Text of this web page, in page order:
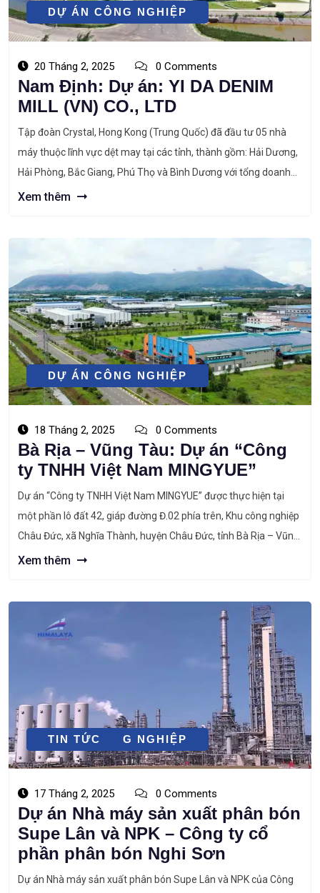
DỰ ÁN CÔNG NGHIỆP
20 Tháng 2, 2025 0 Comments
Nam Định: Dự án: YI DA DENIM
MILL (VN) CO., LTD
Tập đoàn Crystal, Hong Kong (Trung Quốc) đã đầu tư 05 nhà
máy thuộc lĩnh vực dệt may tại các tỉnh, thành gồm: Hải Dương,
Hải Phòng, Bắc Giang, Phú Thọ và Bình Dương với tổng doanh
thu xuất khẩu tại Việt Nam khoảng 1 tỷ USD, giải quyết việc làm
Xem thêm
DỰ ÁN CÔNG NGHIỆP
18 Tháng 2, 2025 0 Comments
Bà Rịa – Vũng Tàu: Dự án “Công
ty TNHH Việt Nam MINGYUE”
Dự án “Công ty TNHH Việt Nam MINGYUE” được thực hiện tại
một phần lô đất 42, giáp đường Đ.02 phía trên, Khu công nghiệp
Châu Đức, xã Nghĩa Thành, huyện Châu Đức, tỉnh Bà Rịa – Vũng
Tàu. Chủ đầu tư thực hiện Dự án là Công ty TNHH Việt Nam
Xem thêm
DỰ ÁN CÔNG NGHIỆP
TIN TỨC
17 Tháng 2, 2025 0 Comments
Dự án Nhà máy sản xuất phân bón
Supe Lân và NPK – Công ty cổ
phần phân bón Nghi Sơn
Dự án Nhà máy sản xuất phân bón Supe Lân và NPK của Công